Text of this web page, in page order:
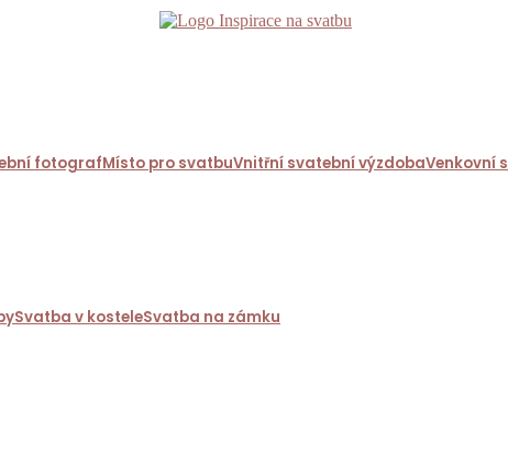
fotografMísto pro svatbuVnitřní svatební výzdobaVenkovní
Svatba v kosteleSvatba na zámku